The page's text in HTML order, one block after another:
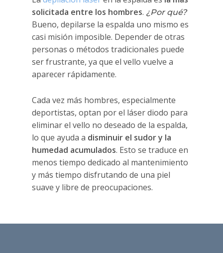
solicitada entre los hombres. ¿Por qué?
Bueno, depilarse la espalda uno mismo es
casi misión imposible. Depender de otras
personas o métodos tradicionales puede
ser frustrante, ya que el vello vuelve a
aparecer rápidamente.
Cada vez más hombres, especialmente
deportistas, optan por el láser diodo para
eliminar el vello no deseado de la espalda,
lo que ayuda a disminuir el sudor y la
humedad acumulados. Esto se traduce en
menos tiempo dedicado al mantenimiento
y más tiempo disfrutando de una piel
suave y libre de preocupaciones.